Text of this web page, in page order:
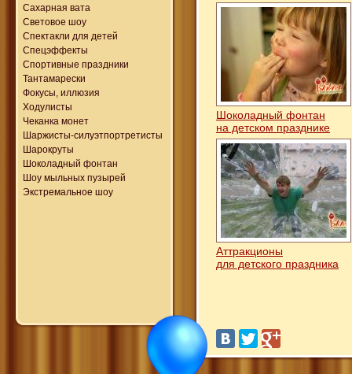
Сахарная вата
Световое шоу
Спектакли для детей
Спецэффекты
Спортивные праздники
Тантамарески
Фокусы, иллюзия
Ходулисты
Чеканка монет
Шаржисты-силуэтпортретисты
Шарокруты
Шоколадный фонтан
Шоу мыльных пузырей
Экстремальное шоу
Шоколадный фонтан
на детском празднике
Аттракционы
для детского праздника